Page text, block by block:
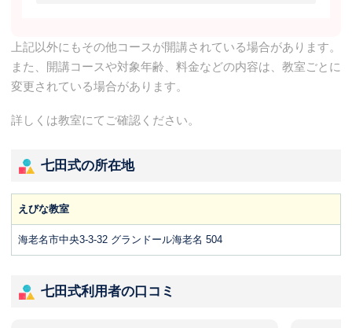
上記以外にもその他コースが開講されている場合があります。
また、開講コースや対象年齢、料金などの内容は、教室ごとに
変更されている場合があります。
詳しくは教室にてご確認ください。
七田式の所在地
えびな教室
海老名市中央3-3-32 グランドール海老名 504
七田式利用者の口コミ